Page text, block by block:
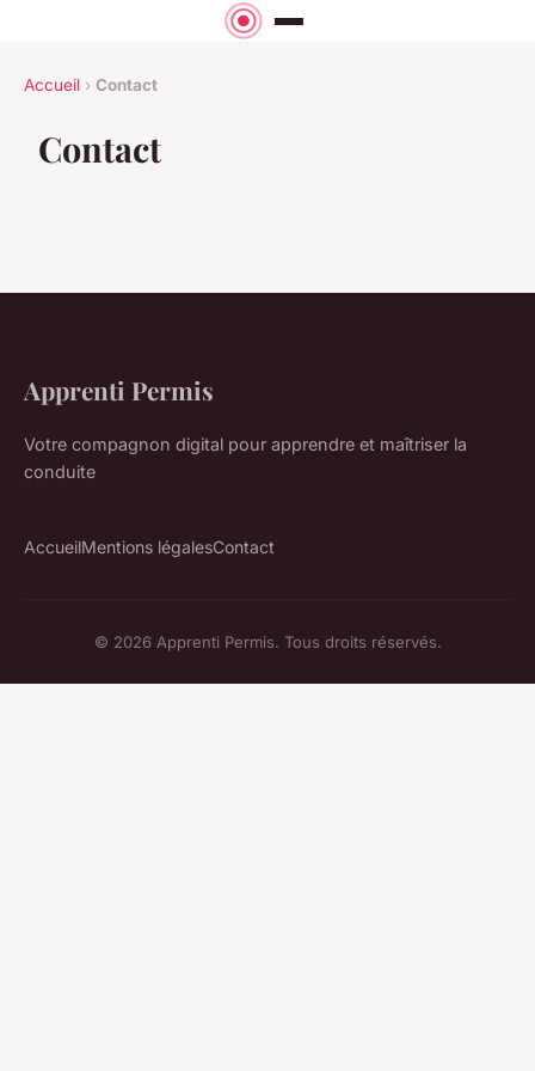
Accueil › Contact
Contact
Apprenti Permis
Votre compagnon digital pour apprendre et maîtriser la
conduite
AccueilMentions légalesContact
© 2026 Apprenti Permis. Tous droits réservés.